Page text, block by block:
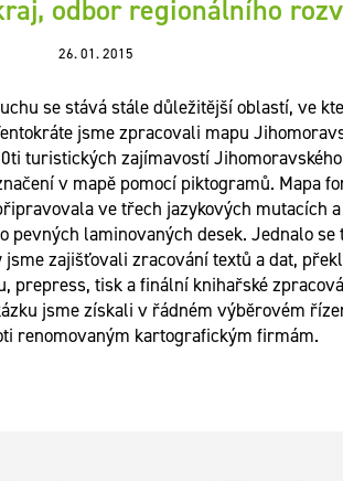
odbor regionálního
26. 01. 2015
se stává stále důležitější oblastí, ve
jsme zpracovali mapu
turistických zajímavostí
v mapě pomocí piktogramů. Mapa
ve třech jazykových mutacích
pevných laminovaných desek. Jednalo se
jsme zajišťovali zracování textů a dat,
prepress, tisk a finální knihařské
jsme získali v řádném výběrovém
renomovaným kartografickým firmám.